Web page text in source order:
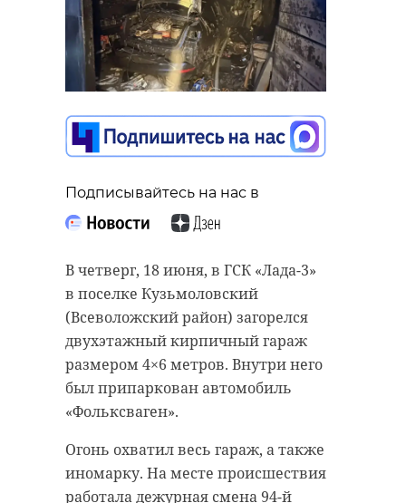
Подписывайтесь на нас в
В четверг, 18 июня, в ГСК «Лада-3»
в поселке Кузьмоловский
(Всеволожский район) загорелся
двухэтажный кирпичный гараж
размером 4×6 метров. Внутри него
был припаркован автомобиль
«Фольксваген».
Огонь охватил весь гараж, а также
иномарку. На месте происшествия
работала дежурная смена 94-й